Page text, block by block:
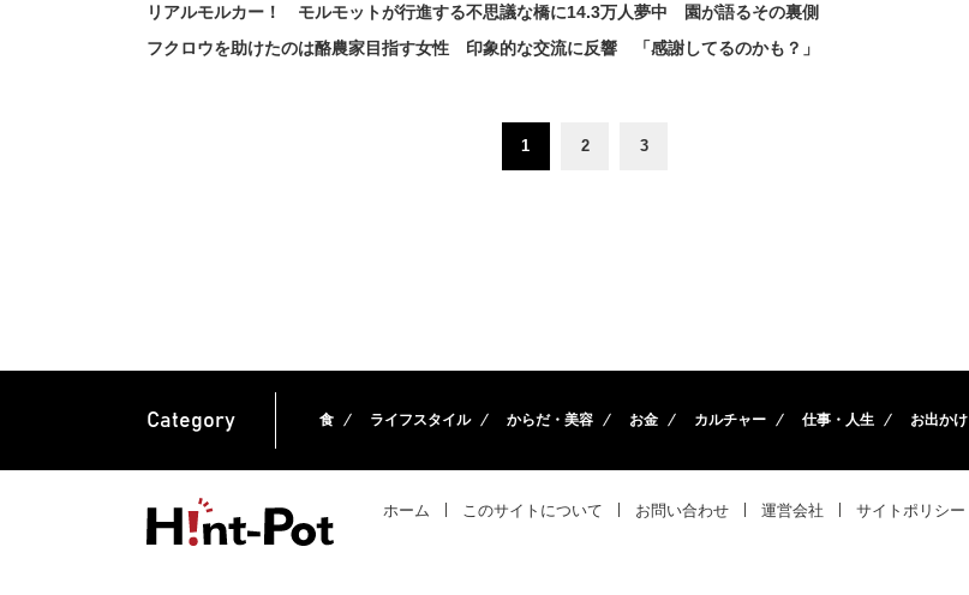
リアルモルカー！ モルモットが行進する不思議な橋に14.3万人夢中 園が語るその裏側
フクロウを助けたのは酪農家目指す女性 印象的な交流に反響 「感謝してるのかも？」
1 2 3
Category 食 ライフスタイル からだ・美容 お金 カルチャー 仕事・人生 お出かけ
ホーム このサイトについて お問い合わせ 運営会社 サイトポリシー